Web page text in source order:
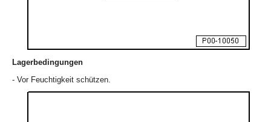
Lagerbedingungen
- Vor Feuchtigkeit schützen.